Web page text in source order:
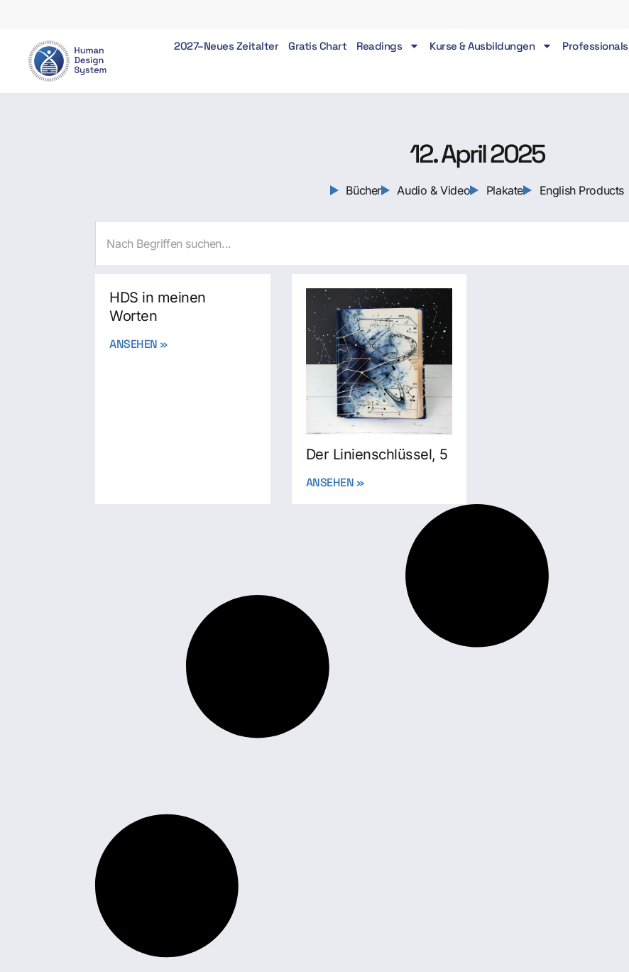
2027–Neues Zeitalter Gratis Chart Readings Kurse & Ausbildungen Professionals
12. April 2025
Bücher Audio & Video Plakate English Products
HDS in meinen
Worten
ANSEHEN »
Der Linienschlüssel, 5
ANSEHEN »